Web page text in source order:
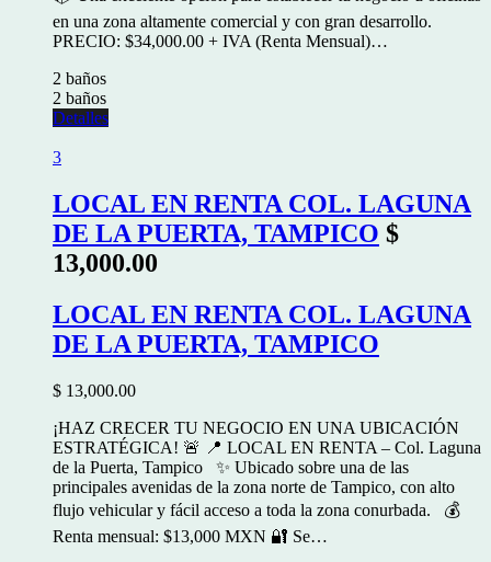
en una zona altamente comercial y con gran desarrollo.
PRECIO: $34,000.00 + IVA (Renta Mensual)…
2 baños
2 baños
Detalles
3
LOCAL EN RENTA COL. LAGUNA
DE LA PUERTA, TAMPICO $
13,000.00
LOCAL EN RENTA COL. LAGUNA
DE LA PUERTA, TAMPICO
$ 13,000.00
¡HAZ CRECER TU NEGOCIO EN UNA UBICACIÓN
ESTRATÉGICA! 🚨 📍 LOCAL EN RENTA – Col. Laguna
de la Puerta, Tampico ✨ Ubicado sobre una de las
principales avenidas de la zona norte de Tampico, con alto
flujo vehicular y fácil acceso a toda la zona conurbada. 💰
Renta mensual: $13,000 MXN 🔐 Se…